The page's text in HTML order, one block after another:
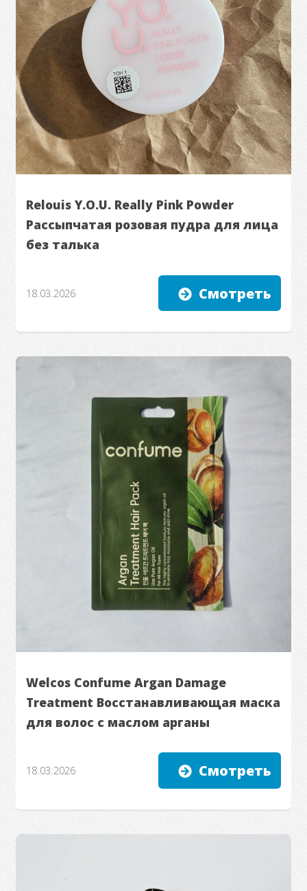
Relouis Y.O.U. Really Pink Powder
Рассыпчатая розовая пудра для лица
без талька
18.03.2026 Смотреть
Welcos Confume Argan Damage
Treatment Восстанавливающая маска
для волос с маслом арганы
18.03.2026 Смотреть